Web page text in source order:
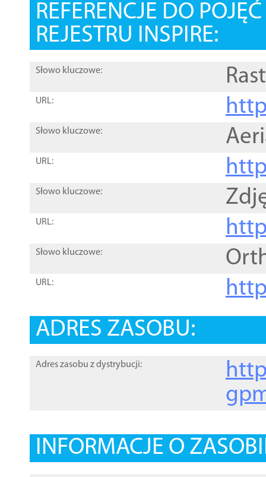
REFERENCJE DO
REJESTRU INSPIRE:
Słowo kluczowe:
URL:
Słowo kluczowe:
URL:
Słowo kluczowe:
URL:
Słowo kluczowe:
URL:
ADRES ZASOBU:
Adres zasobu z dystrybucji:
INFORMACJE O